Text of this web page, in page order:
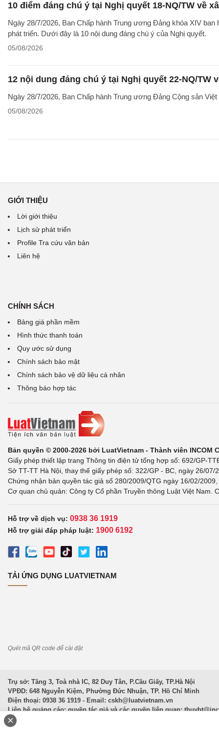
10 điểm đáng chú ý tại Nghị quyết 18-NQ/TW về
Ngày 28/7/2026, Ban Chấp hành Trung ương Đảng khóa XIV
phát triển. Dưới đây là 10 nội dung đáng chú ý của Nghị quyết.
05/08/2026
12 nội dung đáng chú ý tại Nghị quyết 22-NQ/TW
Ngày 28/7/2026, Ban Chấp hành Trung ương Đảng Cộng sản
05/08/2026
GIỚI THIỆU
Lời giới thiệu
Lịch sử phát triển
Profile Tra cứu văn bản
Liên hệ
CHÍNH SÁCH
Bảng giá phần mềm
Hình thức thanh toán
Quy ước sử dụng
Chính sách bảo mật
Chính sách bảo vệ dữ liệu cá nhân
Thông báo hợp tác
Bản quyền © 2000-2026 bởi LuatVietnam - Thành viên INCOM
Giấy phép thiết lập trang Thông tin điện tử tổng hợp số: 692/GP-
Sở TT-TT Hà Nội, thay thế giấy phép số: 322/GP - BC, ngày 26/
Chứng nhận bản quyền tác giả số 280/2009/QTG ngày 16/02/
Cơ quan chủ quản: Công ty Cổ phần Truyền thông Luật Việt Nam.
Hỗ trợ về dịch vụ: 0938 36 1919
Hỗ trợ giải đáp pháp luật: 1900 6192
TẢI ỨNG DỤNG LUATVIETNAM
Quét mã QR code để cài đặt
Trụ sở: Tầng 3, Toà nhà IC, 82 Duy Tân, P.Cầu Giấy, TP.Hà Nội
VPĐD: 648 Nguyễn Kiệm, Phường Đức Nhuận, TP. Hồ Chí Minh
Điện thoại: 0938 36 1919 - Email: cskh@luatvietnam.vn
Liên hệ quảng cáo; quyền tác giả và các quyền liên quan:
Văn Bản Pháp Luật
×